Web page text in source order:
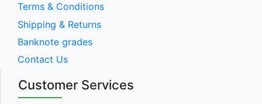
Terms & Conditions
Shipping & Returns
Banknote grades
Contact Us
Customer Services